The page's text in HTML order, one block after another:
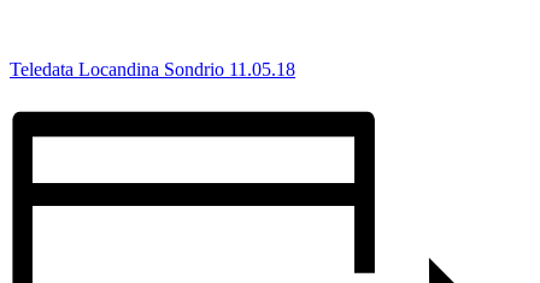
Teledata Locandina Sondrio 11.05.18